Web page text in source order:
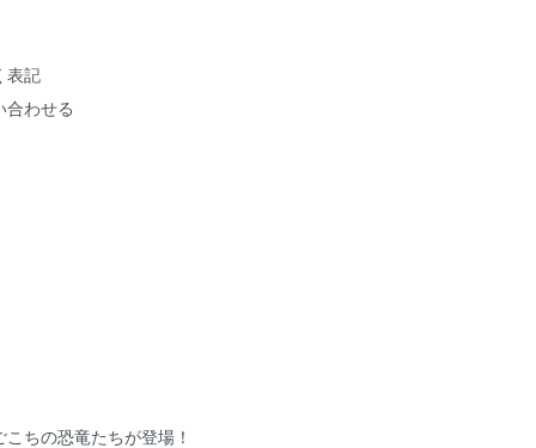
表記
合わせる
ちの恐竜たちが登場！